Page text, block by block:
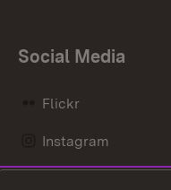
Social Media
Flickr
Instagram